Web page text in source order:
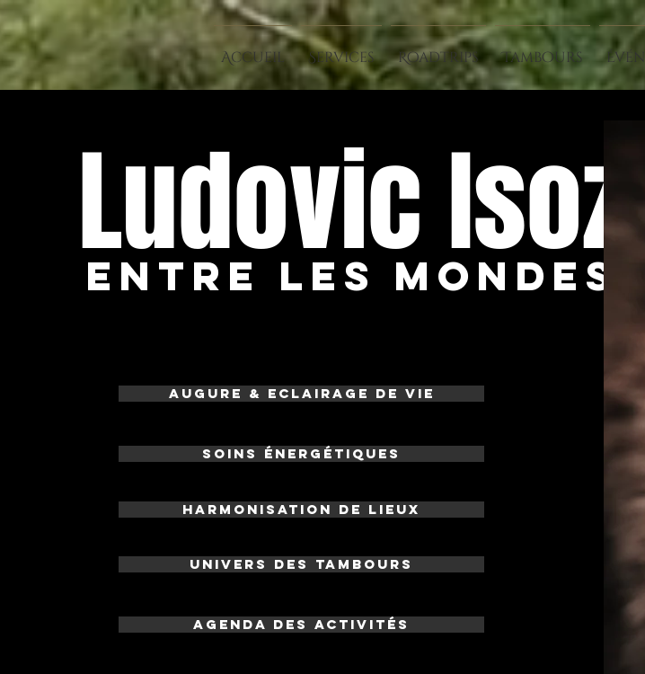
Accueil Services Roadtrips Tambours
Ludovic Isoz
Entre Les Mondes
Augure & Eclairage de vie
Soins énergétiques
Harmonisation de lieux
Univers des tambours
Agenda des activités